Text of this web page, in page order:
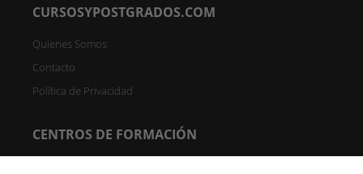
CURSOSYPOSTGRADOS.COM
Quienes Somos
Contacto
Política de Privacidad
CENTROS DE FORMACIÓN